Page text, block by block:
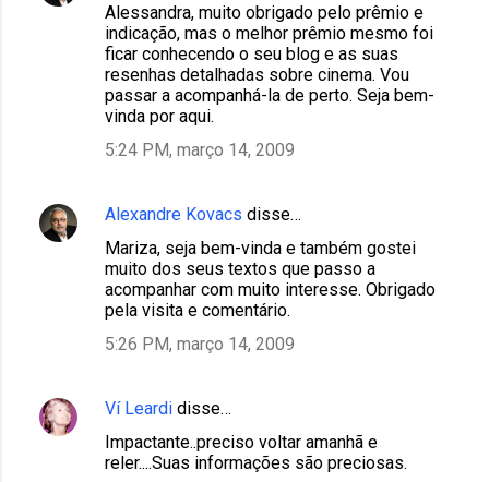
Alessandra, muito obrigado pelo prêmio e
indicação, mas o melhor prêmio mesmo foi
ficar conhecendo o seu blog e as suas
resenhas detalhadas sobre cinema. Vou
passar a acompanhá-la de perto. Seja bem-
vinda por aqui.
5:24 PM, março 14, 2009
Alexandre Kovacs disse…
Mariza, seja bem-vinda e também gostei
muito dos seus textos que passo a
acompanhar com muito interesse. Obrigado
pela visita e comentário.
5:26 PM, março 14, 2009
Ví Leardi disse…
Impactante..preciso voltar amanhã e
reler....Suas informações são preciosas.